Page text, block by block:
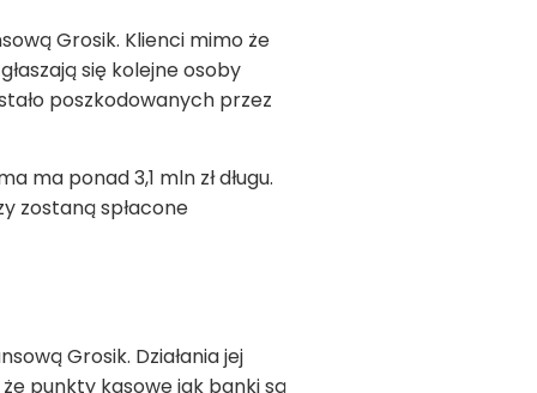
Grosik. Klienci mimo że
się kolejne osoby
poszkodowanych przez
ma ponad 3,1 mln zł długu.
zostaną spłacone
Grosik. Działania jej
punkty kasowe jak banki są